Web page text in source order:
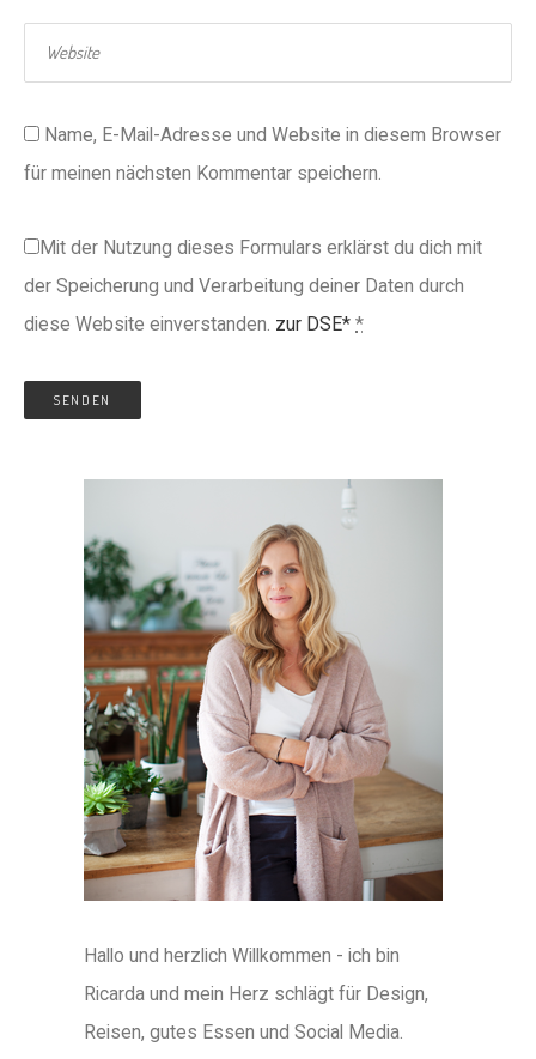
Name, E-Mail-Adresse und Website in diesem Browser
für meinen nächsten Kommentar speichern.
Mit der Nutzung dieses Formulars erklärst du dich mit
der Speicherung und Verarbeitung deiner Daten durch
diese Website einverstanden. zur DSE* *
Hallo und herzlich Willkommen - ich bin
Ricarda und mein Herz schlägt für Design,
Reisen, gutes Essen und Social Media.